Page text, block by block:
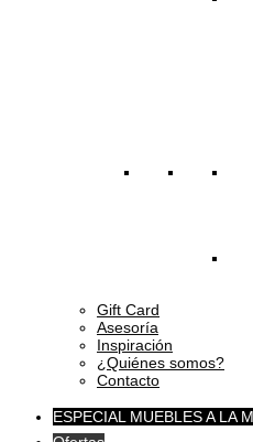
Gift Card
Asesoría
Inspiración
¿Quiénes somos?
Contacto
ESPECIAL MUEBLES A LA